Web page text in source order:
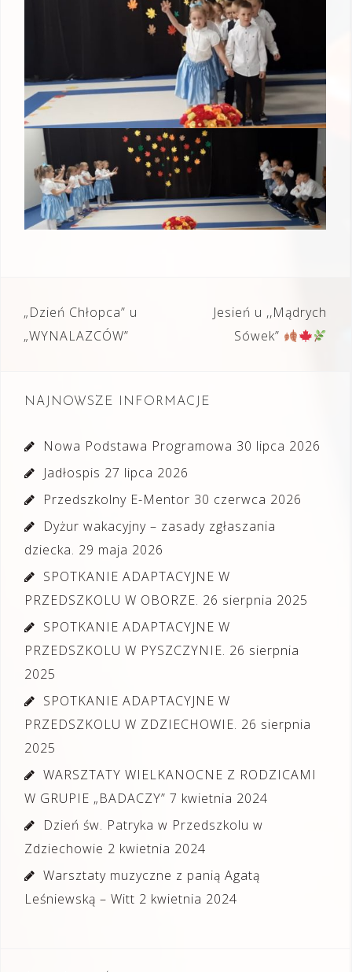
Nawigacja
wpisu
„Dzień Chłopca” u
„WYNALAZCÓW”
Jesień u ,,Mądrych
Sówek”
NAJNOWSZE INFORMACJE
Nowa Podstawa Programowa 30 lipca 2026
Jadłospis 27 lipca 2026
Przedszkolny E-Mentor 30 czerwca 2026
Dyżur wakacyjny – zasady zgłaszania
dziecka. 29 maja 2026
SPOTKANIE ADAPTACYJNE W
PRZEDSZKOLU W OBORZE. 26 sierpnia 2025
SPOTKANIE ADAPTACYJNE W
PRZEDSZKOLU W PYSZCZYNIE. 26 sierpnia
2025
SPOTKANIE ADAPTACYJNE W
PRZEDSZKOLU W ZDZIECHOWIE. 26 sierpnia
2025
WARSZTATY WIELKANOCNE Z RODZICAMI
W GRUPIE „BADACZY” 7 kwietnia 2024
Dzień św. Patryka w Przedszkolu w
Zdziechowie 2 kwietnia 2024
Warsztaty muzyczne z panią Agatą
Leśniewską – Witt 2 kwietnia 2024